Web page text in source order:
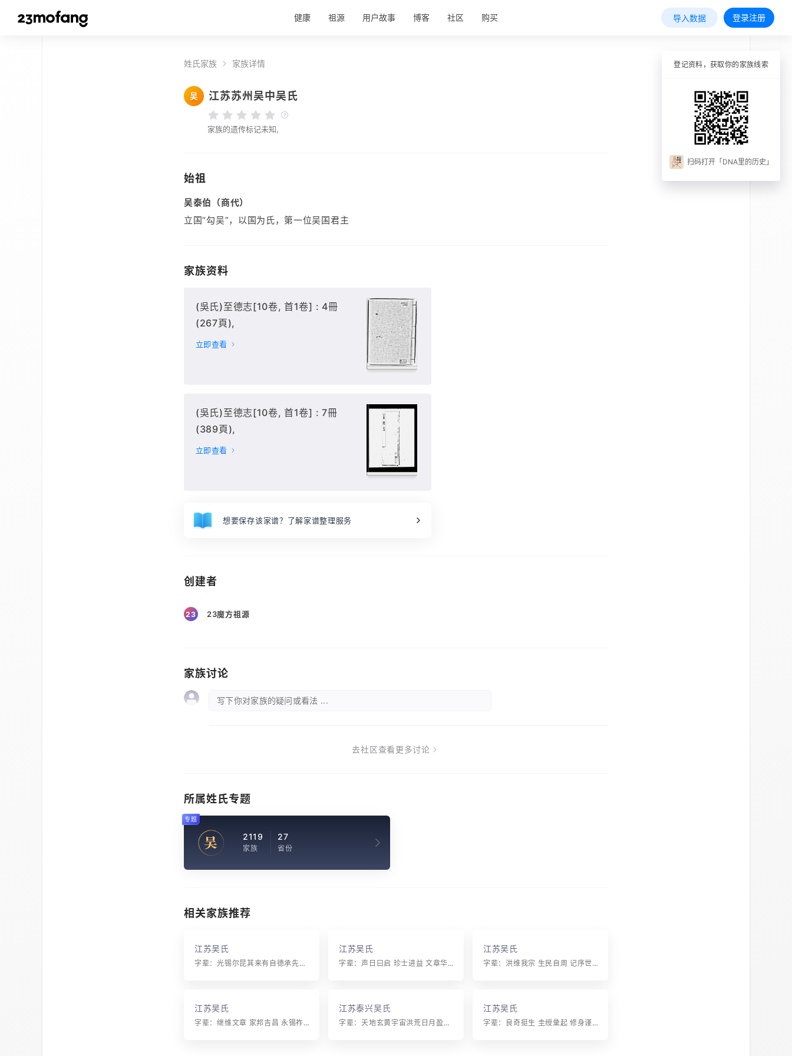
健康 祖源 用户故事 博客 社区 购买 导入数据 登录注册
姓氏家族 家族详情
吴 江苏苏州吴中吴氏
家族的遗传标记未知,
始祖
吴泰伯（商代）
立国“勾吴”，以国为氏，第一位吴国君主
家族资料
(吳氏)至德志[10卷, 首1卷] : 4冊
(267頁),
立即查看
(吳氏)至德志[10卷, 首1卷] : 7冊
(389頁),
立即查看
想要保存该家谱？了解家谱整理服务
创建者
23 23魔方祖源
家族讨论
写下你对家族的疑问或看法 ...
去社区查看更多讨论
所属姓氏专题
吴 2119
家族
27
省份
专题
相关家族推荐
江苏吴氏
字辈：光锡尔昆其来有自德承先世乃克永昌
江苏吴氏
字辈：声日曰启 珍士进益 文章华国 追怎祖宗 大光厚德
江苏吴氏
字辈：洪维我宗 生民自周 记序世家 端为之首 至德所贻 实庶且永 代产哲人 在帝左右 允文亦武 亮节高风 辉煌典策 蔚为国桢 不嗣嶶音 望诸贒裔 凡亿孙曾 尚其懋哉
江苏吴氏
字辈：继维文章 家邦吉昌 永锡祚允 祖德绵长 垂万世以重光
江苏泰兴吴氏
字辈：天地玄黄宇宙洪荒日月盈昃辰宿列张寒来暑往秋收冬藏闰馀成岁律吕调阳云腾致雨露结为霜金生丽水玉出昆冈剑号巨阙珠称夜光果珍李柰菜重芥姜海咸河淡鳞潜羽翔龙师火帝鸟官人皇始制文字乃服衣裳推位让国有虞陶唐吊民伐罪
江苏吴氏
字辈：良奇挺生 圭绶𢑥起 修身谨度 尊德诚意 朂率而敬 谦恭瞻视 孙会千亿 名次因之 世重宗光 人钦善行 尚思法言 宜从宪令 其先贻模 乃为大定 若厥有常 家声衍庆
登记资料，获取你的家族线索
扫码打开「DNA里的历史」